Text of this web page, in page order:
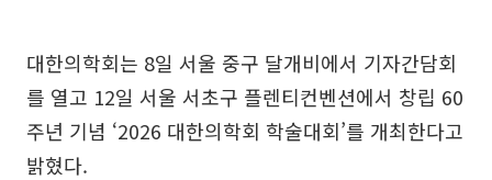
대한의학회는 8일 서울 중구 달개비에서 기자간담회
를 열고 12일 서울 서초구 플렌티컨벤션에서 창립 60
주년 기념 ‘2026 대한의학회 학술대회’를 개최한다고
밝혔다.